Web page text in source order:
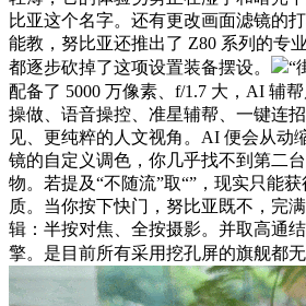
比亚这个名字。还有更改画面滤镜的
能教，努比亚还推出了 Z80 系列的专
都逐步砍掉了这项设置装备摆设。
“
配备了 5000 万像素、f/1.7 大，AI 辅帮
操做、语音操控、准星辅帮、一键连
见、更纯粹的人文视角。AI 便会从动
镜的自定义调色，你几乎找不到第二
物。若提及“不随流”取“”，现实只能
质。当你按下快门，努比亚既不，完
辑：半按对焦、全按摄影。并取高通
擎。是目前所有采用挖孔屏的旗舰都无